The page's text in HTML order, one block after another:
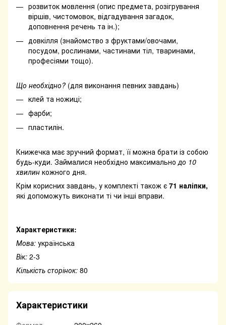
розвиток мовлення (опис предмета, розігрування
віршів, чистомовок, відгадування загадок,
доповнення речень та ін.);
довкілля (знайомство з фруктами/овочами,
посудом, рослинами, частинами тіл, тваринами,
професіями тощо).
Що необхідно? (для виконання певних завдань)
клей та ножиці;
фарби;
пластилін.
Книжечка має зручний формат, її можна брати із собою
будь-куди. Займалися необхідно максимально до 10
хвилин кожного дня.
Крім корисних завдань, у комплекті також є 71 наліпки,
які допоможуть виконати ті чи інші вправи.
Характеристики:
Мова: українська
Вік: 2-3
Кількість сторінок: 80
Характеристики